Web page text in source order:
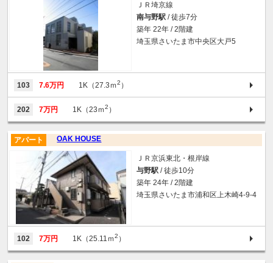
ＪＲ埼京線
南与野駅 / 徒歩7分
築年 22年 / 2階建
埼玉県さいたま市中央区大戸5
103 7.6万円 1K（27.3ｍ2 ）
202 7万円 1K（23ｍ2 ）
OAK HOUSE
アパート
ＪＲ京浜東北・根岸線
与野駅 / 徒歩10分
築年 24年 / 2階建
埼玉県さいたま市浦和区上木崎4-9-4
102 7万円 1K（25.11ｍ2 ）